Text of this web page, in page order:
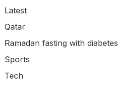
Latest
Qatar
Ramadan fasting with diabetes
Sports
Tech